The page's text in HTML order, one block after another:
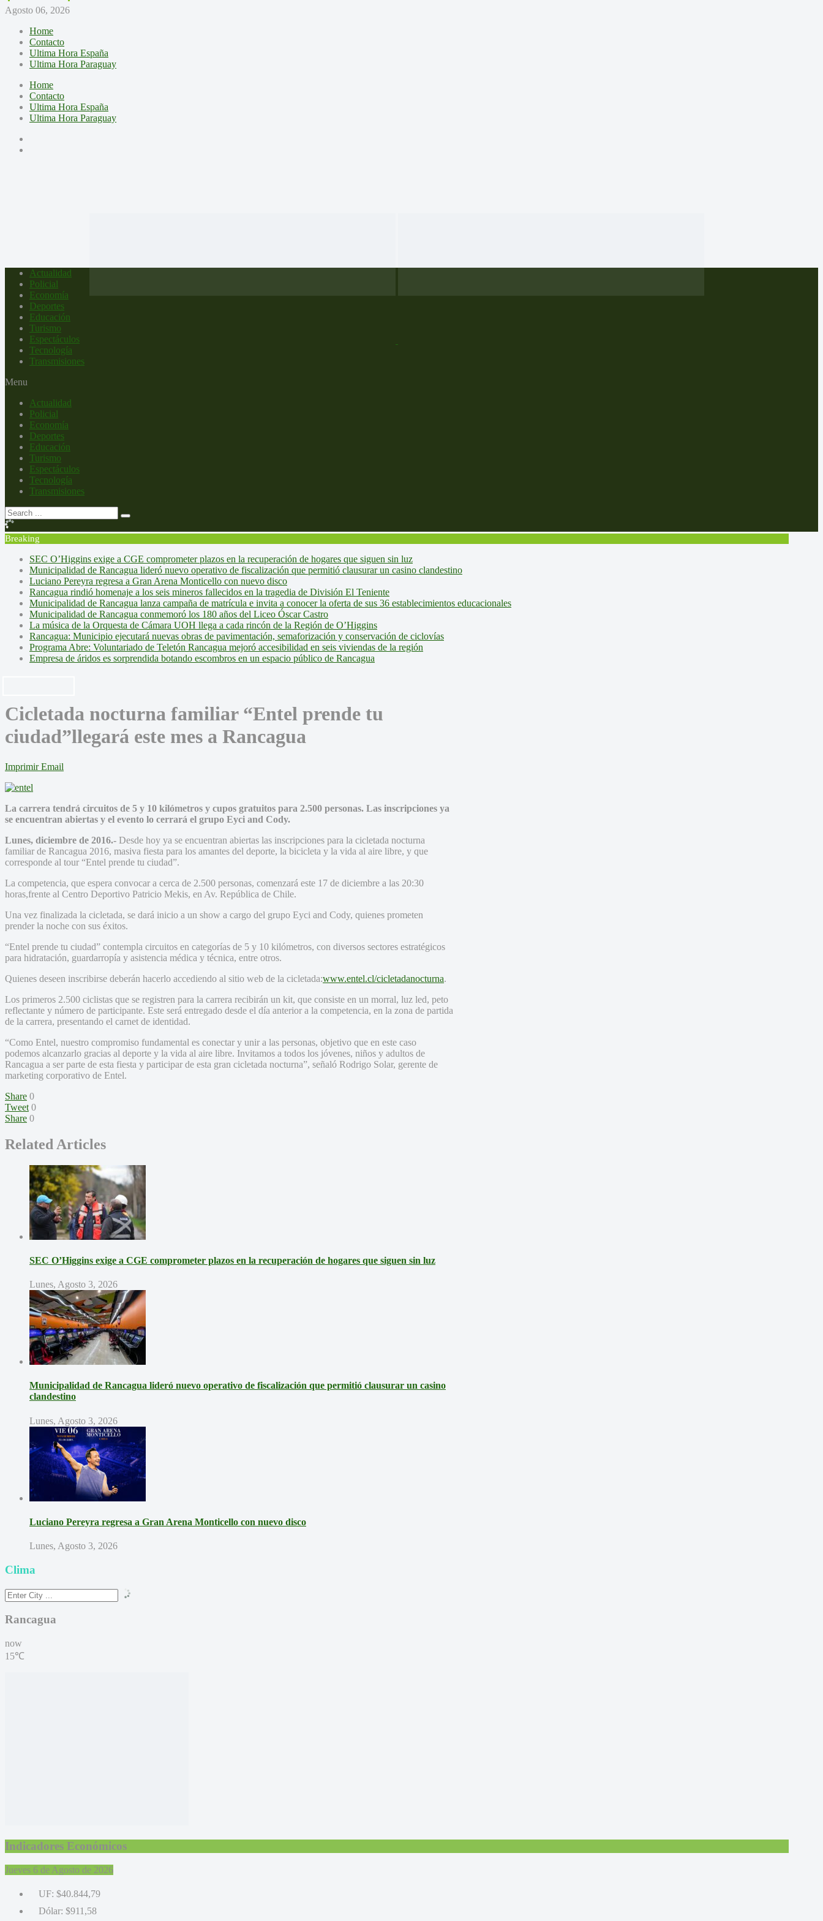
Agosto 06, 2026
Home
Contacto
Ultima Hora España
Ultima Hora Paraguay
Home
Contacto
Ultima Hora España
Ultima Hora Paraguay
Actualidad
Policial
Economía
Deportes
Educación
Turismo
Espectáculos
Tecnología
Transmisiones
Menu
Actualidad
Policial
Economía
Deportes
Educación
Turismo
Espectáculos
Tecnología
Transmisiones
Breaking
SEC O’Higgins exige a CGE comprometer plazos en la recuperación de hogares que siguen sin luz
Municipalidad de Rancagua lideró nuevo operativo de fiscalización que permitió clausurar un casino clandestino
Luciano Pereyra regresa a Gran Arena Monticello con nuevo disco
Rancagua rindió homenaje a los seis mineros fallecidos en la tragedia de División El Teniente
Municipalidad de Rancagua lanza campaña de matrícula e invita a conocer la oferta de sus 36 establecimientos educacionales
Municipalidad de Rancagua conmemoró los 180 años del Liceo Óscar Castro
La música de la Orquesta de Cámara UOH llega a cada rincón de la Región de O’Higgins
Rancagua: Municipio ejecutará nuevas obras de pavimentación, semaforización y conservación de ciclovías
Programa Abre: Voluntariado de Teletón Rancagua mejoró accesibilidad en seis viviendas de la región
Empresa de áridos es sorprendida botando escombros en un espacio público de Rancagua
Cicletada nocturna familiar “Entel prende tu
ciudad”llegará este mes a Rancagua
Imprimir Email
La carrera tendrá circuitos de 5 y 10 kilómetros y cupos gratuitos para 2.500 personas. Las inscripciones ya
se encuentran abiertas y el evento lo cerrará el grupo Eyci and Cody.
Lunes, diciembre de 2016.- Desde hoy ya se encuentran abiertas las inscripciones para la cicletada nocturna
familiar de Rancagua 2016, masiva fiesta para los amantes del deporte, la bicicleta y la vida al aire libre, y que
corresponde al tour “Entel prende tu ciudad”.
La competencia, que espera convocar a cerca de 2.500 personas, comenzará este 17 de diciembre a las 20:30
horas,frente al Centro Deportivo Patricio Mekis, en Av. República de Chile.
Una vez finalizada la cicletada, se dará inicio a un show a cargo del grupo Eyci and Cody, quienes prometen
prender la noche con sus éxitos.
“Entel prende tu ciudad” contempla circuitos en categorías de 5 y 10 kilómetros, con diversos sectores estratégicos
para hidratación, guardarropía y asistencia médica y técnica, entre otros.
Quienes deseen inscribirse deberán hacerlo accediendo al sitio web de la cicletada:www.entel.cl/cicletadanocturna.
Los primeros 2.500 ciclistas que se registren para la carrera recibirán un kit, que consiste en un morral, luz led, peto
reflectante y número de participante. Este será entregado desde el día anterior a la competencia, en la zona de partida
de la carrera, presentando el carnet de identidad.
“Como Entel, nuestro compromiso fundamental es conectar y unir a las personas, objetivo que en este caso
podemos alcanzarlo gracias al deporte y la vida al aire libre. Invitamos a todos los jóvenes, niños y adultos de
Rancagua a ser parte de esta fiesta y participar de esta gran cicletada nocturna”, señaló Rodrigo Solar, gerente de
marketing corporativo de Entel.
Share 0
Tweet 0
Share 0
Related Articles
SEC O’Higgins exige a CGE comprometer plazos en la recuperación de hogares que siguen sin luz
Lunes, Agosto 3, 2026
Municipalidad de Rancagua lideró nuevo operativo de fiscalización que permitió clausurar un casino
clandestino
Lunes, Agosto 3, 2026
Luciano Pereyra regresa a Gran Arena Monticello con nuevo disco
Lunes, Agosto 3, 2026
Clima
Rancagua
now
15℃
Indicadores Económicos
Jueves 6 de Agosto de 2026
UF: $40.844,79
Dólar: $911,58